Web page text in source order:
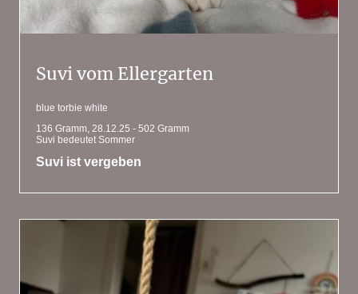
Suvi vom Ellergarten
blue torbie white
136 Gramm, 28.12.25 - 502 Gramm
Suvi bedeutet Sommer
Suvi ist vergeben